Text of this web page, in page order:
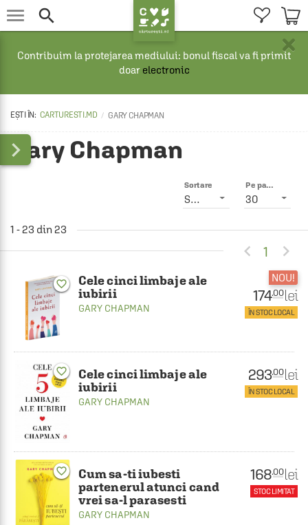
 
×
Contribuim la protejarea mediului: bonul fiscal va fi primit
doar electronic
CARTURESTI.MD GARY CHAPMAN
Gary Chapman

Pe pagină
30
Sortare
Smart
1 - 23 din 23
 1 
favorite_border
Cele cinci limbaje ale
iubirii
GARY CHAPMAN
NOU!
174.00 lei
ÎN STOC LOCAL
favorite_border
Cele cinci limbaje ale
iubirii
GARY CHAPMAN
293.00 lei
ÎN STOC LOCAL
favorite_border
Cum sa-ti iubesti
partenerul atunci cand
vrei sa-l parasesti
GARY CHAPMAN
168.00 lei
STOC LIMITAT